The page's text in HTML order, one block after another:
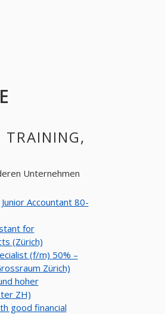
TRAINING,
Unternehmen
Accountant 80-
for
(Zürich)
(f/m) 50% –
Zürich)
hoher
ZH)
good financial